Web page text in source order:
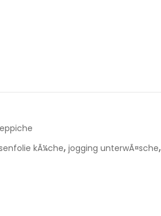
kÃ¼che, jogging unterwÃ¤sche,